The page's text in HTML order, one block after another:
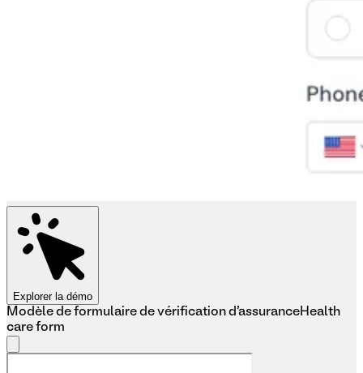
Explorer la démo
Modèle de formulaire de vérification d'assurance Health
care form